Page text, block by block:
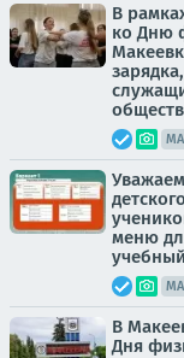
В
ко Дню
меню
В
Дня